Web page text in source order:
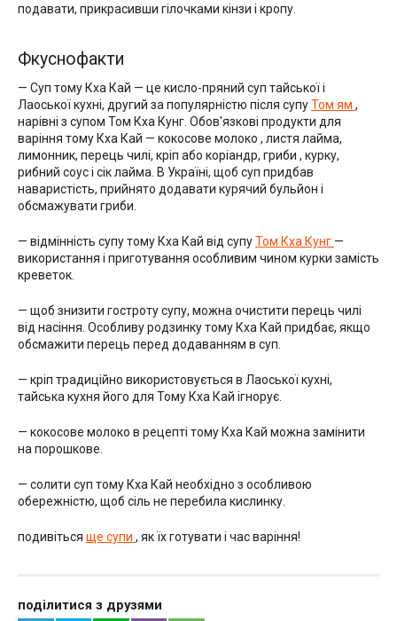
подавати, прикрасивши гілочками кінзи і кропу.
Фкуснофакти
— Суп тому Кха Кай — це кисло-пряний суп тайської і
Лаоської кухні, другий за популярністю після супуТом ям ,
нарівні з супом Том Кха Кунг. Обов'язкові продукти для
варіння тому Кха Кай — кокосове молоко , листя лайма,
лимонник, перець чилі, кріп або коріандр, гриби , курку,
рибний соус і сік лайма. В Україні, щоб суп придбав
наваристість, прийнято додавати курячий бульйон і
обсмажувати гриби.
— відмінність супу тому Кха Кай від супуТом Кха Кунг —
використання і приготування особливим чином курки замість
креветок.
— щоб знизити гостроту супу, можна очистити перець чилі
від насіння. Особливу родзинку тому Кха Кай придбає, якщо
обсмажити перець перед додаванням в суп.
— кріп традиційно використовується в Лаоської кухні,
тайська кухня його для Тому Кха Кай ігнорує.
— кокосове молоко в рецепті тому Кха Кай можна замінити
на порошкове.
— солити суп тому Кха Кай необхідно з особливою
обережністю, щоб сіль не перебила кислинку.
подивіться ще супи , як їх готувати і час варіння!
поділитися з друзями